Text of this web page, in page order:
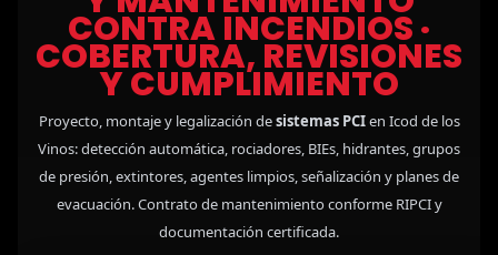
CONTRA INCENDIOS ·
COBERTURA, REVISIONES
Y CUMPLIMIENTO
Proyecto, montaje y legalización desistemas PCIen Icod de los
Vinos: detección automática, rociadores, BIEs, hidrantes, grupos
de presión, extintores, agentes limpios, señalización y planes de
evacuación. Contrato de mantenimiento conforme RIPCI y
documentación certificada.